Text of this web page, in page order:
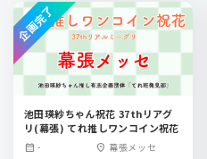
池田瑛紗ちゃん祝花 37thリアグ
リ(幕張) てれ推しワンコイン祝花
calendar_month - location_on 幕張メッセ
企画完了